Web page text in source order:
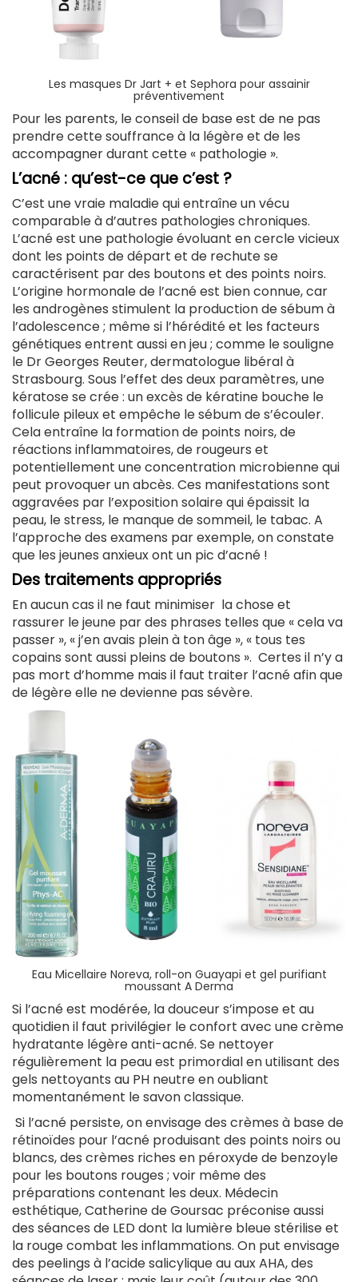
Les masques Dr Jart + et Sephora pour assainir
préventivement
Pour les parents, le conseil de base est de ne pas
prendre cette souffrance à la légère et de les
accompagner durant cette « pathologie ».
L’acné : qu’est-ce que c’est ?
C’est une vraie maladie qui entraîne un vécu
comparable à d’autres pathologies chroniques.
L’acné est une pathologie évoluant en cercle vicieux
dont les points de départ et de rechute se
caractérisent par des boutons et des points noirs.
L’origine hormonale de l’acné est bien connue, car
les androgènes stimulent la production de sébum à
l’adolescence ; même si l’hérédité et les facteurs
génétiques entrent aussi en jeu ; comme le souligne
le Dr Georges Reuter, dermatologue libéral à
Strasbourg. Sous l’effet des deux paramètres, une
kératose se crée : un excès de kératine bouche le
follicule pileux et empêche le sébum de s’écouler.
Cela entraîne la formation de points noirs, de
réactions inflammatoires, de rougeurs et
potentiellement une concentration microbienne qui
peut provoquer un abcès. Ces manifestations sont
aggravées par l’exposition solaire qui épaissit la
peau, le stress, le manque de sommeil, le tabac. A
l’approche des examens par exemple, on constate
que les jeunes anxieux ont un pic d’acné !
Des traitements appropriés
En aucun cas il ne faut minimiser la chose et
rassurer le jeune par des phrases telles que « cela va
passer », « j’en avais plein à ton âge », « tous tes
copains sont aussi pleins de boutons ». Certes il n’y a
pas mort d’homme mais il faut traiter l’acné afin que
de légère elle ne devienne pas sévère.
Eau Micellaire Noreva, roll-on Guayapi et gel purifiant
moussant A Derma
Si l’acné est modérée, la douceur s’impose et au
quotidien il faut privilégier le confort avec une crème
hydratante légère anti-acné. Se nettoyer
régulièrement la peau est primordial en utilisant des
gels nettoyants au PH neutre en oubliant
momentanément le savon classique.
Si l’acné persiste, on envisage des crèmes à base de
rétinoïdes pour l’acné produisant des points noirs ou
blancs, des crèmes riches en péroxyde de benzoyle
pour les boutons rouges ; voir même des
préparations contenant les deux. Médecin
esthétique, Catherine de Goursac préconise aussi
des séances de LED dont la lumière bleue stérilise et
la rouge combat les inflammations. On put envisage
des peelings à l’acide salicylique au aux AHA, des